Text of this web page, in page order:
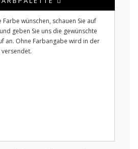
Farbe wünschen, schauen Sie auf
geben Sie uns die gewünschte
an. Ohne Farbangabe wird in der